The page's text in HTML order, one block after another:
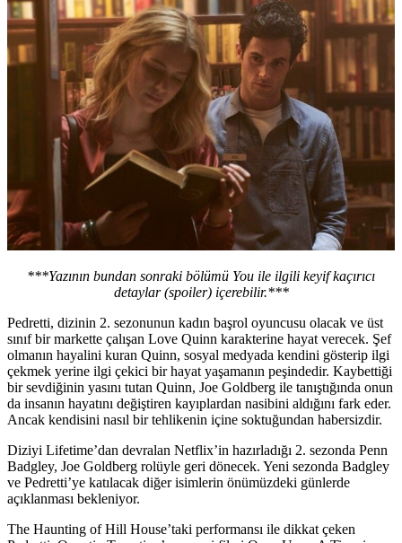
***Yazının bundan sonraki bölümü You ile ilgili keyif kaçırıcı
detaylar (spoiler) içerebilir.***
Pedretti, dizinin 2. sezonunun kadın başrol oyuncusu olacak ve üst
sınıf bir markette çalışan Love Quinn karakterine hayat verecek. Şef
olmanın hayalini kuran Quinn, sosyal medyada kendini gösterip ilgi
çekmek yerine ilgi çekici bir hayat yaşamanın peşindedir. Kaybettiği
bir sevdiğinin yasını tutan Quinn, Joe Goldberg ile tanıştığında onun
da insanın hayatını değiştiren kayıplardan nasibini aldığını fark eder.
Ancak kendisini nasıl bir tehlikenin içine soktuğundan habersizdir.
Diziyi Lifetime’dan devralan Netflix’in hazırladığı 2. sezonda Penn
Badgley, Joe Goldberg rolüyle geri dönecek. Yeni sezonda Badgley
ve Pedretti’ye katılacak diğer isimlerin önümüzdeki günlerde
açıklanması bekleniyor.
The Haunting of Hill House’taki performansı ile dikkat çeken